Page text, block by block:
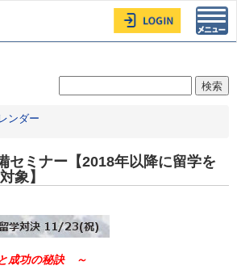
ンダー
セミナー【2018年以降に留学を
象】
成功の秘訣 ～